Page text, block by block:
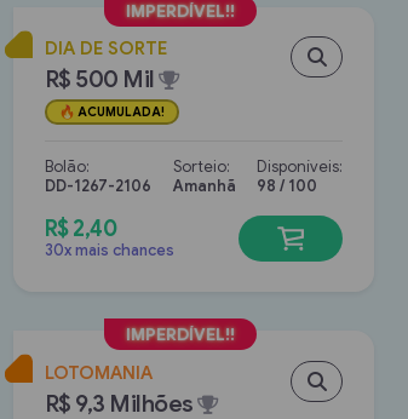
DIA DE SORTE
R$ 500 Mil
ACUMULADA!
Bolão:
DD-1267-2106
Sorteio:
Amanhã
Disponíveis:
98 / 100
R$ 2,40
30x mais chances
LOTOMANIA
R$ 9,3 Milhões